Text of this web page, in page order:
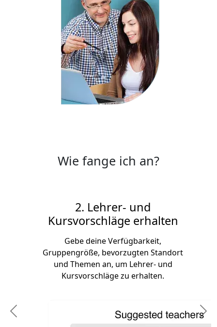
Wie fange ich an?
2. Lehrer- und
Kursvorschläge erhalten
Gebe deine Verfügbarkeit,
Gruppengröße, bevorzugten Standort
und Themen an, um Lehrer- und
Kursvorschläge zu erhalten.
Previous